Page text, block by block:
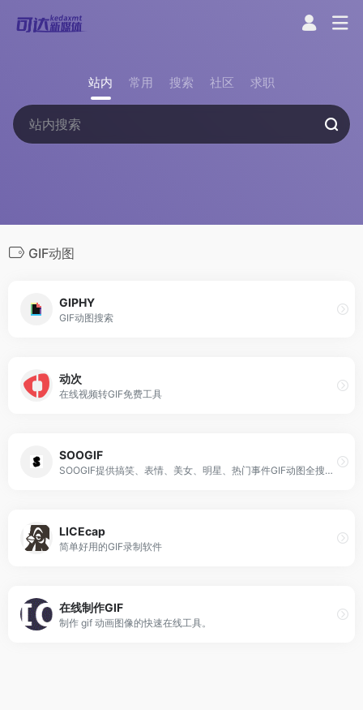
站内 常用 搜索 社区 求职
GIF动图
GIPHY
GIF动图搜索
动次
在线视频转GIF免费工具
SOOGIF
SOOGIF提供搞笑、表情、美女、明星、热门事件GIF动图全搜索，GIF工具支持视频转GIF、图片合成GIF、GIF压缩、GIF编辑、GIF裁剪、在线录屏等功能。是QQ、微信斗图神器，微信公众号、微博、新媒体编辑GIF动图素材库，好玩的GIF出处发源地。
LICEcap
简单好用的GIF录制软件
在线制作GIF
制作 gif 动画图像的快速在线工具。